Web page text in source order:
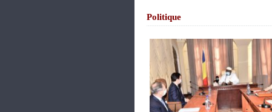
Politique